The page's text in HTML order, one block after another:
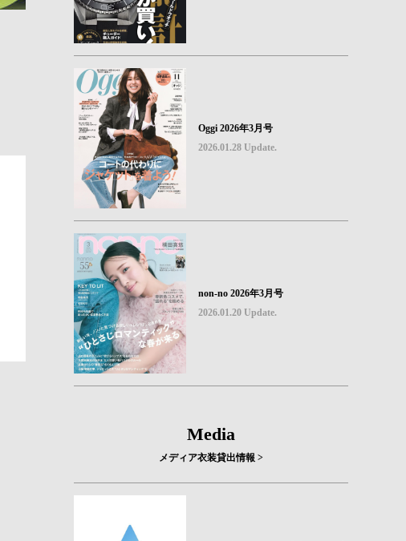
Oggi 2026年3月号
2026.01.28 Update.
non-no 2026年3月号
2026.01.20 Update.
Media
メディア衣装貸出情報 >